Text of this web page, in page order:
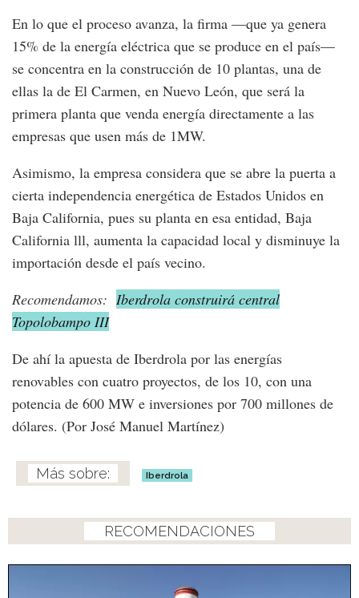
En lo que el proceso avanza, la firma —que ya genera
15% de la energía eléctrica que se produce en el país—
se concentra en la construcción de 10 plantas, una de
ellas la de El Carmen, en Nuevo León, que será la
primera planta que venda energía directamente a las
empresas que usen más de 1MW.
Asimismo, la empresa considera que se abre la puerta a
cierta independencia energética de Estados Unidos en
Baja California, pues su planta en esa entidad, Baja
California lll, aumenta la capacidad local y disminuye la
importación desde el país vecino.
Recomendamos: Iberdrola construirá central
Topolobampo III
De ahí la apuesta de Iberdrola por las energías
renovables con cuatro proyectos, de los 10, con una
potencia de 600 MW e inversiones por 700 millones de
dólares. (Por José Manuel Martínez)
Iberdrola
RECOMENDACIONES